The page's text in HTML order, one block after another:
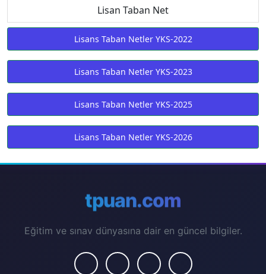
Lisan Taban Net
Lisans Taban Netler YKS-2022
Lisans Taban Netler YKS-2023
Lisans Taban Netler YKS-2025
Lisans Taban Netler YKS-2026
tpuan.com
Eğitim ve sınav dünyasına dair en güncel bilgiler.